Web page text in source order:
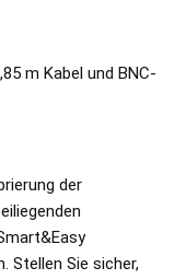
m Kabel und BNC-
der
Stellen Sie sicher,